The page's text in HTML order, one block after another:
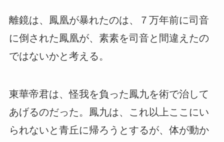
離鏡は、鳳凰が暴れたのは、７万年前に司音
に倒された鳳凰が、素素を司音と間違えたの
ではないかと考える。
東華帝君は、怪我を負った鳳九を術で治して
あげるのだった。鳳九は、これ以上ここにい
られないと青丘に帰ろうとするが、体が動か